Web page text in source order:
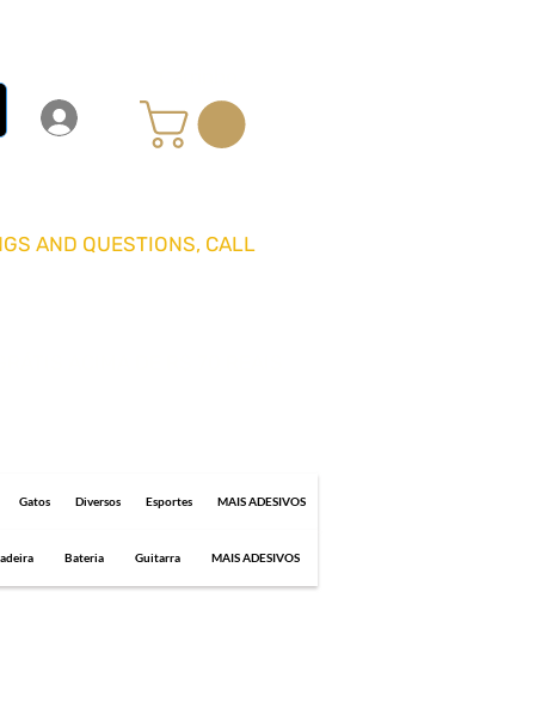
AND QUESTIONS, CALL
Gatos Diversos Esportes MAIS ADESIVOS
Bateria Guitarra MAIS ADESIVOS